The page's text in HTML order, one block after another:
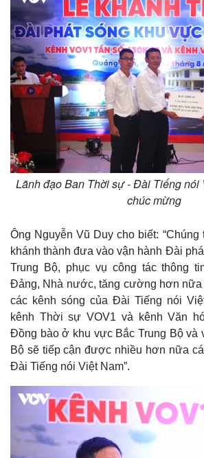
Thể thao
Bóng đá
Lịch thi đấu bóng đá
Thế giới thể thao
eSports
Hậu trường
Ô tô -
Ô tô
Xe máy
Tư vấn
Lãnh đạo Ban Thời sự - Đài Tiếng nói
chúc mừng
Ông Nguyễn Vũ Duy cho biết:
khánh thành đưa vào vận hành Đài
Trung Bộ, phục vụ công tác thông
Đảng, Nhà nước, tăng cường hơn nữa
các kênh sóng của Đài Tiếng nói
kênh Thời sự VOV1 và kênh Văn
Đồng bào ở khu vực Bắc Trung Bộ và
Bộ sẽ tiếp cận được nhiều hơn nữa
Đài Tiếng nói Việt Nam”.